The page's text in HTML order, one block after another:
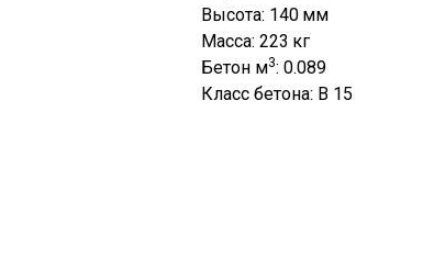
Высота: 140 мм
Масса: 223 кг
Бетон м3: 0.089
Класс бетона: В 15